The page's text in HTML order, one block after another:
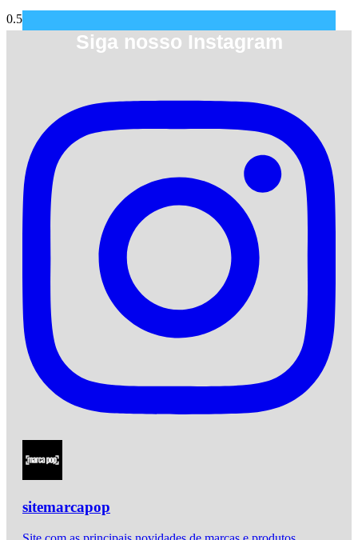
Siga nosso Instagram
sitemarcapop